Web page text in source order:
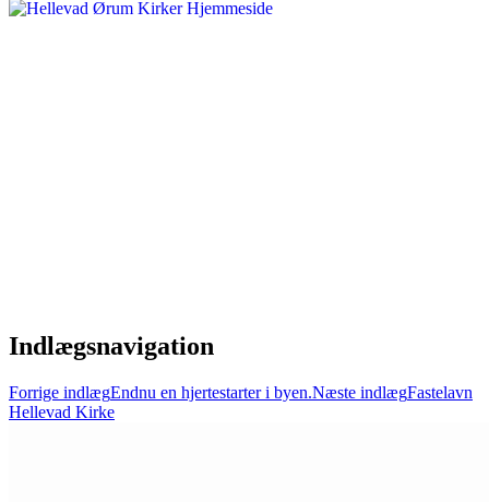
Indlægsnavigation
Forrige indlægEndnu en hjertestarter i byen.Næste indlægFastelavn
Hellevad Kirke